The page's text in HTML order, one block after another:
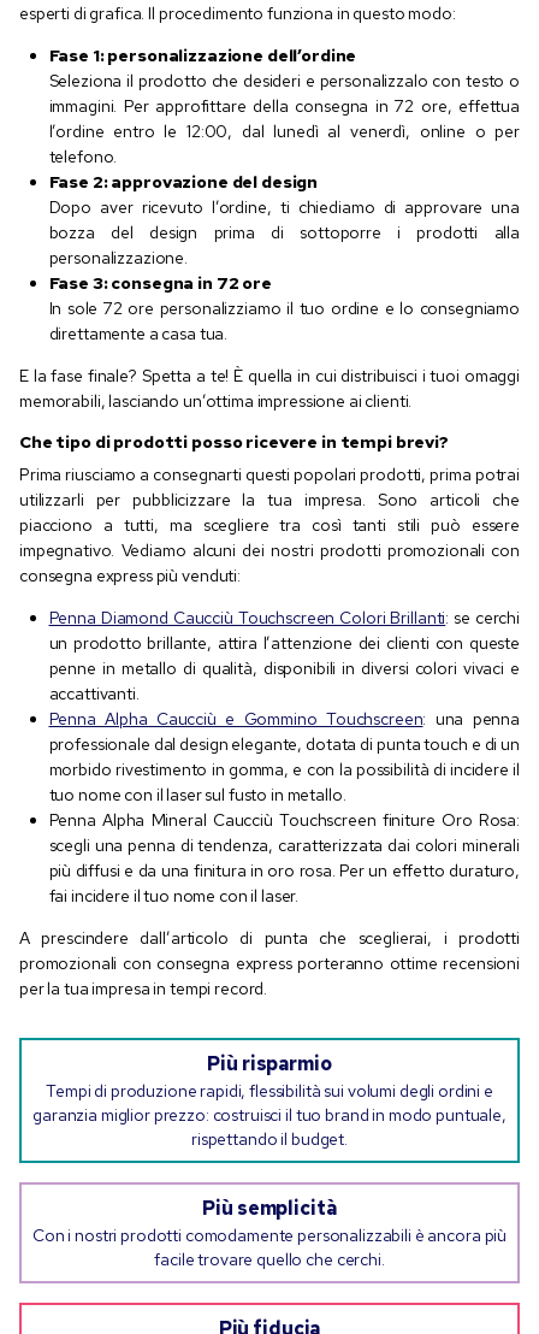
esperti di grafica. Il procedimento funziona in questo modo:
Fase 1: personalizzazione dell’ordine
Seleziona il prodotto che desideri e personalizzalo con testo o
immagini. Per approfittare della consegna in 72 ore, effettua
l’ordine entro le 12:00, dal lunedì al venerdì, online o per
telefono.
Fase 2: approvazione del design
Dopo aver ricevuto l’ordine, ti chiediamo di approvare una
bozza del design prima di sottoporre i prodotti alla
personalizzazione.
Fase 3: consegna in 72 ore
In sole 72 ore personalizziamo il tuo ordine e lo consegniamo
direttamente a casa tua.
E la fase finale? Spetta a te! È quella in cui distribuisci i tuoi omaggi
memorabili, lasciando un’ottima impressione ai clienti.
Che tipo di prodotti posso ricevere in tempi brevi?
Prima riusciamo a consegnarti questi popolari prodotti, prima potrai
utilizzarli per pubblicizzare la tua impresa. Sono articoli che
piacciono a tutti, ma scegliere tra così tanti stili può essere
impegnativo. Vediamo alcuni dei nostri prodotti promozionali con
consegna express più venduti:
Penna Diamond Caucciù Touchscreen Colori Brillanti: se cerchi
un prodotto brillante, attira l’attenzione dei clienti con queste
penne in metallo di qualità, disponibili in diversi colori vivaci e
accattivanti.
Penna Alpha Caucciù e Gommino Touchscreen: una penna
professionale dal design elegante, dotata di punta touch e di un
morbido rivestimento in gomma, e con la possibilità di incidere il
tuo nome con il laser sul fusto in metallo.
Penna Alpha Mineral Caucciù Touchscreen finiture Oro Rosa:
scegli una penna di tendenza, caratterizzata dai colori minerali
più diffusi e da una finitura in oro rosa. Per un effetto duraturo,
fai incidere il tuo nome con il laser.
A prescindere dall’articolo di punta che sceglierai, i prodotti
promozionali con consegna express porteranno ottime recensioni
per la tua impresa in tempi record.
Più risparmio
Tempi di produzione rapidi, flessibilità sui volumi degli ordini e
garanzia miglior prezzo: costruisci il tuo brand in modo puntuale,
rispettando il budget.
Più semplicità
Con i nostri prodotti comodamente personalizzabili è ancora più
facile trovare quello che cerchi.
Più fiducia